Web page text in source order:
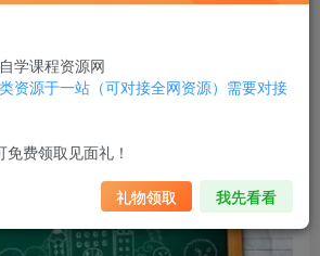
学课程资源网
资源于一站（可对接全网资源）需要对接
费领取见面礼！
礼物领取 我先看看